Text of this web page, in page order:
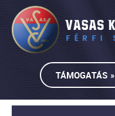
TÁMOGATÁS »